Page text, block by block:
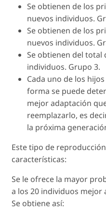
Se obtienen de los
nuevos individuos.
Se obtienen de los
nuevos individuos.
Se obtienen del total
individuos. Grupo 3.
Cada uno de los
forma se puede
mejor adaptación
reemplazarlo, es
la próxima
Este tipo de
características:
Se le ofrece la mayor
a los 20 individuos mejor
Se obtiene así: